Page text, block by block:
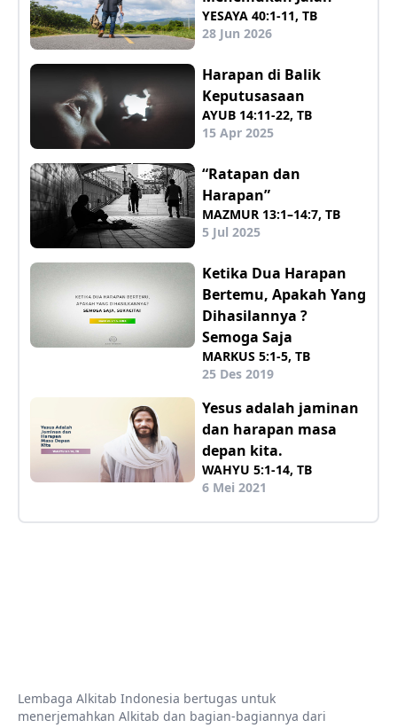
YESAYA 40:1-11, TB
28 Jun 2026
Harapan di Balik
Keputusasaan
AYUB 14:11-22, TB
15 Apr 2025
“Ratapan dan
Harapan”
MAZMUR 13:1–14:7, TB
5 Jul 2025
Ketika Dua Harapan
Bertemu, Apakah Yang
Dihasilannya ?
Semoga Saja
MARKUS 5:1-5, TB
25 Des 2019
Yesus adalah jaminan
dan harapan masa
depan kita.
WAHYU 5:1-14, TB
6 Mei 2021
Lembaga Alkitab Indonesia bertugas untuk
menerjemahkan Alkitab dan bagian-bagiannya dari